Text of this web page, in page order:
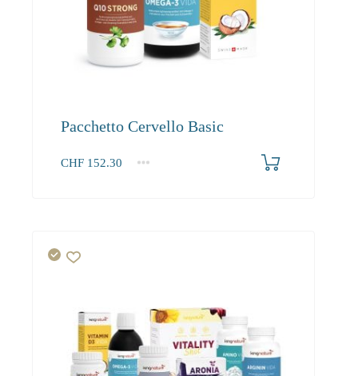
Pacchetto Cervello Basic
CHF 152.30
1+